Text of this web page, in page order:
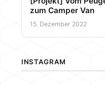
zum Camper Van
15. Dezember 2022
INSTAGRAM